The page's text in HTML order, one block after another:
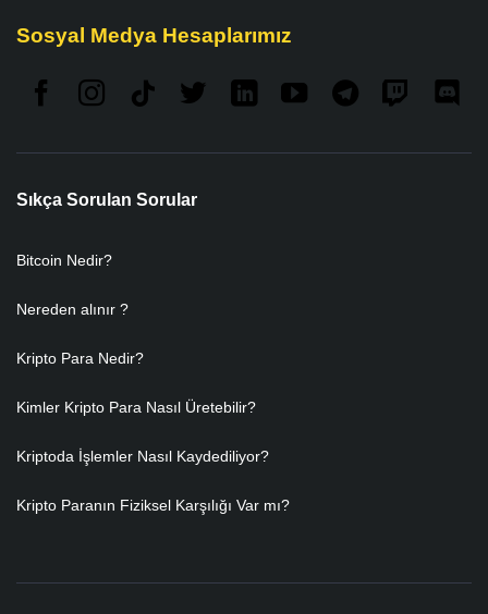
Sosyal Medya Hesaplarımız
Sıkça Sorulan Sorular
Bitcoin Nedir?
Nereden alınır ?
Kripto Para Nedir?
Kimler Kripto Para Nasıl Üretebilir?
Kriptoda İşlemler Nasıl Kaydediliyor?
Kripto Paranın Fiziksel Karşılığı Var mı?